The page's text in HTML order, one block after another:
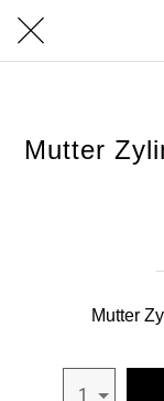
Mutter
Mutter
1